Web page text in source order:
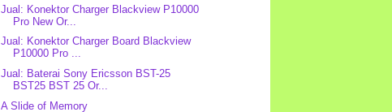
Jual: Konektor Charger Blackview P10000
Pro New Or...
Jual: Konektor Charger Board Blackview
P10000 Pro ...
Jual: Baterai Sony Ericsson BST-25
BST25 BST 25 Or...
A Slide of Memory